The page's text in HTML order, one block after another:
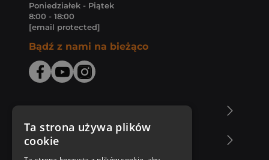
Poniedziałek - Piątek
8:00 - 18:00
[email protected]
Bądź z nami na bieżąco
Zakupy u nas
Ta strona używa plików
cookie